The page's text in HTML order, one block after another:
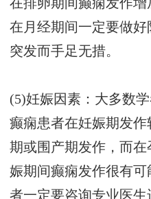
在排卵期间癫痫发作
在月经期间一定要做
突发而手足无措。
(5)妊娠因素：大多数
癫痫患者在妊娠期发
期或围产期发作，而
娠期间癫痫发作很有
者一定要咨询专业医